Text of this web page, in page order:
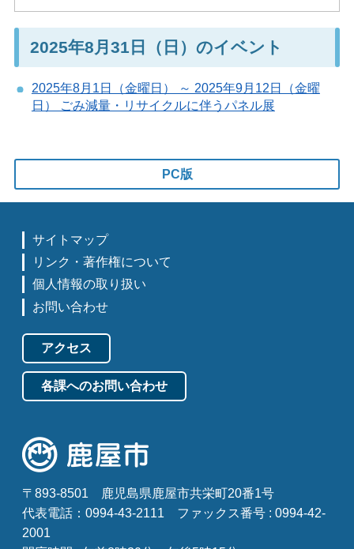
2025年8月31日（日）のイベント
2025年8月1日（金曜日） ～ 2025年9月12日（金曜
日） ごみ減量・リサイクルに伴うパネル展
PC版
サイトマップ
リンク・著作権について
個人情報の取り扱い
お問い合わせ
アクセス
各課へのお問い合わせ
〒893-8501
鹿児島県鹿屋市共栄町20番1号
代表電話：0994-43-2111
ファックス番号 : 0994-42-
2001